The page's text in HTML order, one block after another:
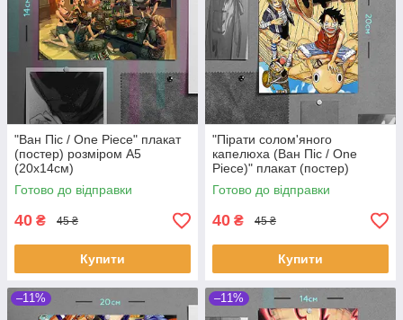
"Ван Піс / One Piece" плакат
(постер) розміром А5
(20х14см)
Готово до відправки
40 ₴ 45 ₴
Купити
"Пірати солом'яного
капелюха (Ван Піс / One
Piece)" плакат (постер)
розміром А5 (14х20см)
Готово до відправки
40 ₴ 45 ₴
Купити
–11% –11%